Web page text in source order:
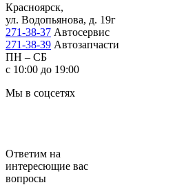
Красноярск,
ул. Водопьянова, д. 19г
271-38-37 Автосервис
271-38-39 Автозапчасти
ПН – СБ
с 10:00 до 19:00
Мы в соцсетях
Ответим на
интересющие вас
вопросы